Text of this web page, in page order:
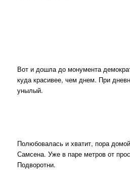
Вот и дошла до монумента
куда красивее, чем днем. При
унылый.
Полюбовалась и хватит, пора
Самсена. Уже в паре метров от
Подворотни.